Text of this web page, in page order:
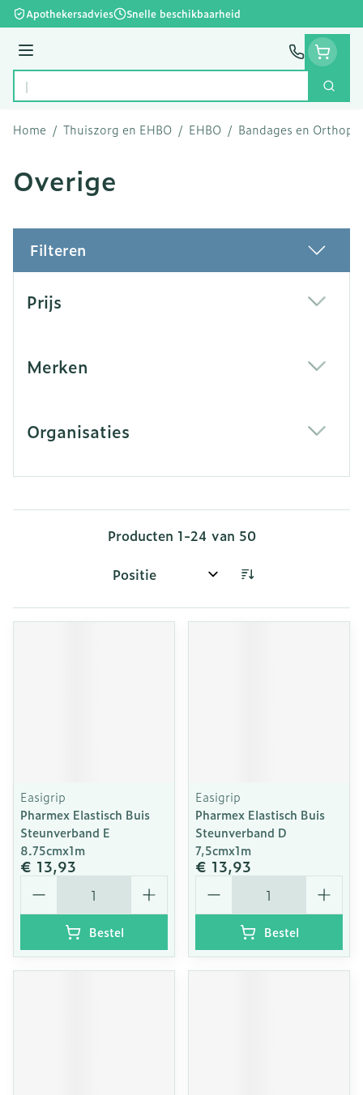
Ga naar de inhoud
Apothekersadvies Snelle beschikbaarheid
Menu
Product, merk, categorie...
Zoek
Home / Thuiszorg en EHBO / EHBO / Bandages en
Overige
Filteren
Prijs
Merken
Organisaties
Producten 1-24 van 50
Sorteer op:
Easigrip
Pharmex Elastisch Buis
Steunverband E
8.75cmx1m
€ 13,93
Aantal
Bestel
Easigrip
Pharmex Elastisch Buis
Steunverband D
7,5cmx1m
€ 13,93
Aantal
Bestel